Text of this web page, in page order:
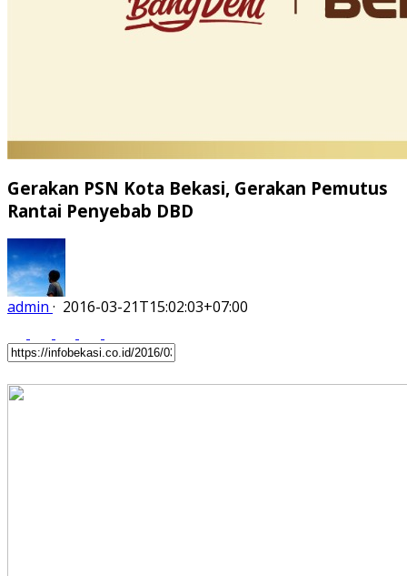
Gerakan PSN Kota Bekasi, Gerakan Pemutus
Rantai Penyebab DBD
admin · 2016-03-21T15:02:03+07:00